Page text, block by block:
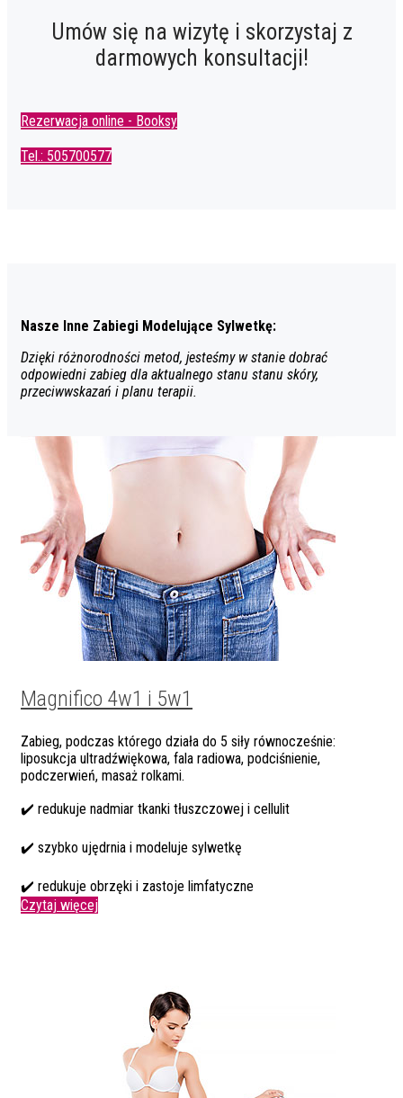
Umów się na wizytę i skorzystaj z
darmowych konsultacji!
Rezerwacja online - Booksy
Tel.: 505700577
Nasze Inne Zabiegi Modelujące Sylwetkę:
Dzięki różnorodności metod, jesteśmy w stanie dobrać
odpowiedni zabieg dla aktualnego stanu stanu skóry,
przeciwwskazań i planu terapii.
Magnifico 4w1 i 5w1
Zabieg, podczas którego działa do 5 siły równocześnie:
liposukcja ultradźwiękowa, fala radiowa, podciśnienie,
podczerwień, masaż rolkami.
✔️ redukuje nadmiar tkanki tłuszczowej i cellulit
✔️ szybko ujędrnia i modeluje sylwetkę
✔️ redukuje obrzęki i zastoje limfatyczne
Czytaj więcej